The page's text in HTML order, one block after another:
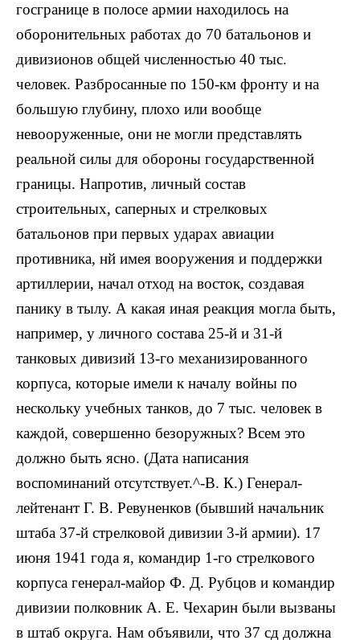
госгранице в полосе армии находилось на
оборонительных работах до 70 батальонов и
дивизионов общей численностью 40 тыс.
человек. Разбросанные по 150-км фронту и на
большую глубину, плохо или вообще
невооруженные, они не могли представлять
реальной силы для обороны государственной
границы. Напротив, личный состав
строительных, саперных и стрелковых
батальонов при первых ударах авиации
противника, нй имея вооружения и поддержки
артиллерии, начал отход на восток, создавая
панику в тылу. А какая иная реакция могла быть,
например, у личного состава 25-й и 31-й
танковых дивизий 13-го механизированного
корпуса, которые имели к началу войны по
нескольку учебных танков, до 7 тыс. человек в
каждой, совершенно безоружных? Всем это
должно быть ясно. (Дата написания
воспоминаний отсутствует.^-В. К.) Генерал-
лейтенант Г. В. Ревуненков (бывший начальник
штаба 37-й стрелковой дивизии 3-й армии). 17
июня 1941 года я, командир 1-го стрелкового
корпуса генерал-майор Ф. Д. Рубцов и командир
дивизии полковник А. Е. Чехарин были вызваны
в штаб округа. Нам объявили, что 37 сд должна